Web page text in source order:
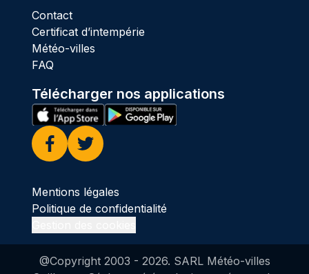
Contact
Certificat d’intempérie
Météo-villes
FAQ
Télécharger nos applications
Facebook
Twitter
Mentions légales
Politique de confidentialité
@Copyright 2003 - 2026. SARL Météo-villes